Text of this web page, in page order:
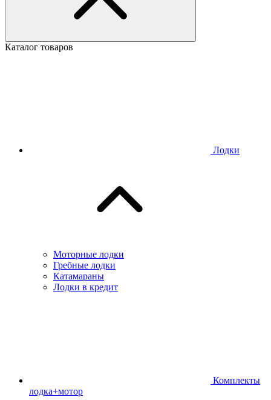
Каталог товаров
Лодки
Моторные лодки
Гребные лодки
Катамараны
Лодки в кредит
Комплекты
лодка+мотор